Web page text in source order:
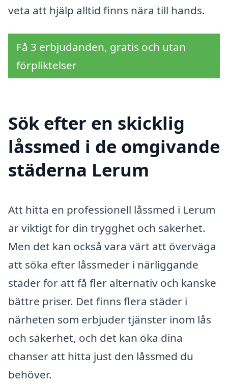
veta att hjälp alltid finns nära till hands.
Få 3 erbjudanden, gratis och utan
förpliktelser
Sök efter en skicklig
låssmed i de omgivande
städerna Lerum
Att hitta en professionell låssmed i Lerum
är viktigt för din trygghet och säkerhet.
Men det kan också vara värt att överväga
att söka efter låssmeder i närliggande
städer för att få fler alternativ och kanske
bättre priser. Det finns flera städer i
närheten som erbjuder tjänster inom lås
och säkerhet, och det kan öka dina
chanser att hitta just den låssmed du
behöver.